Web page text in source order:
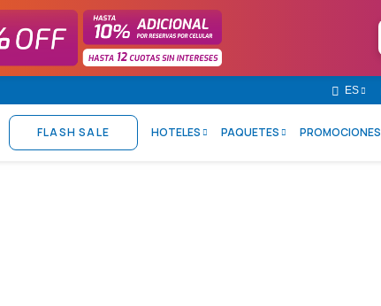
ES
FLASH SALE HOTELES PAQUETES PROMOCIONES